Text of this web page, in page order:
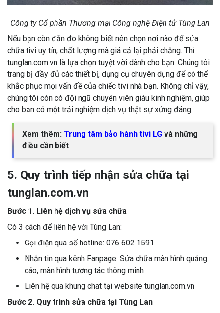
Công ty Cổ phần Thương mại Công nghệ Điện tử Tùng Lan
Nếu bạn còn đắn đo không biết nên chọn nơi nào để sửa
chữa tivi uy tín, chất lượng mà giá cả lại phải chăng. Thì
tunglan.com.vn là lựa chọn tuyệt vời dành cho bạn. Chúng tôi
trang bị đầy đủ các thiết bị, dụng cụ chuyên dụng để có thể
khắc phục mọi vấn đề của chiếc tivi nhà bạn. Không chỉ vậy,
chúng tôi còn có đội ngũ chuyên viên giàu kinh nghiệm, giúp
cho bạn có một trải nghiệm dịch vụ thật sự xứng đáng.
Xem thêm: Trung tâm bảo hành tivi LG và những
điều cần biết
5. Quy trình tiếp nhận sửa chữa tại
tunglan.com.vn
Bước 1. Liên hệ dịch vụ sửa chữa
Có 3 cách để liên hệ với Tùng Lan:
Gọi điện qua số hotline: 076 602 1591
Nhắn tin qua kênh Fanpage: Sửa chữa màn hình quảng
cáo, màn hình tương tác thông minh
Liên hệ qua khung chat tại website tunglan.com.vn
Bước 2. Quy trình sửa chữa tại Tùng Lan